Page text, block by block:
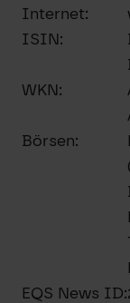
Internet:
ISIN:
WKN:
Börsen:
EQS News ID: